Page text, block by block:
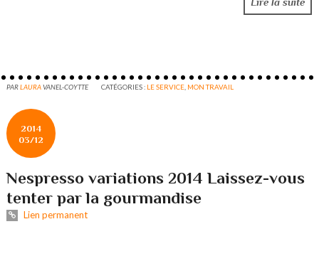
PARLAURAVANEL-COYTTE CATÉGORIES : LE SERVICE MON TRAVAIL
2014
03/12
Nespresso variations 2014 Laissez-vous
tenter par la gourmandise
Lien permanent